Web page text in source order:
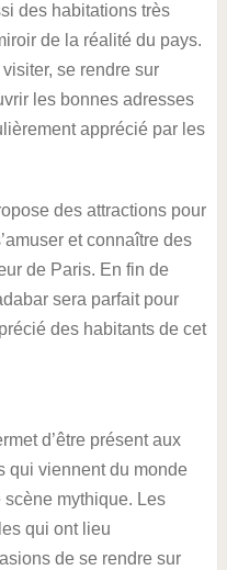
des habitations très
de la réalité du pays.
se rendre sur
les bonnes adresses
apprécié par les
des attractions pour
et connaître des
de Paris. En fin de
sera parfait pour
des habitants de cet
d’être présent aux
qui viennent du monde
mythique. Les
qui ont lieu
de se rendre sur